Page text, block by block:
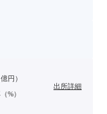
億円）
%）
出所詳細